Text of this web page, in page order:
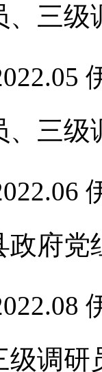
、三级
、三级
政府党
级调研